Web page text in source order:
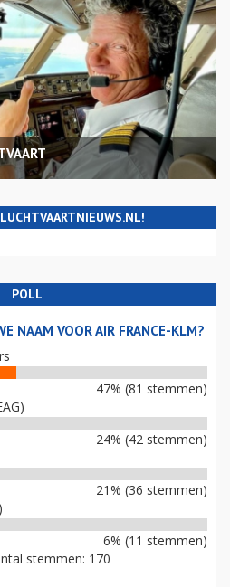
POLL
NAAM VOOR AIR FRANCE-KLM?
47% (81 stemmen)
24% (42 stemmen)
21% (36 stemmen)
6% (11 stemmen)
stemmen: 170